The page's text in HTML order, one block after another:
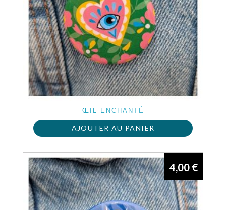
ŒIL ENCHANTÉ
AJOUTER AU PANIER
4,00 €